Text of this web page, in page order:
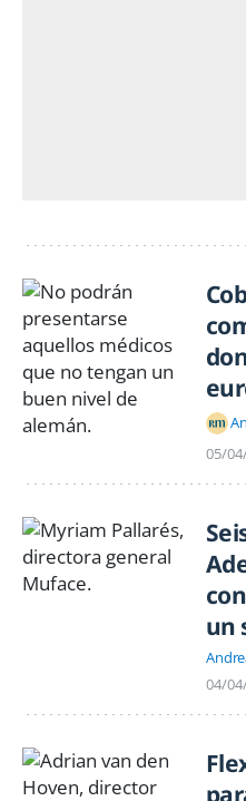
05/
un
04/